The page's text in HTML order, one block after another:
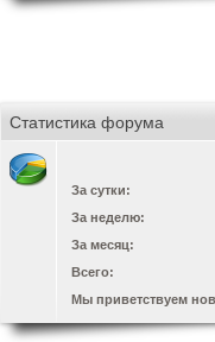
Статистика форума
За сутки:
За неделю:
За месяц:
Всего:
Мы приветствуем